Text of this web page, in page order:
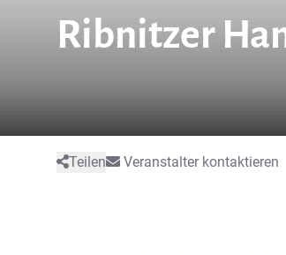
Ribnitzer
Teilen Veranstalter kontaktieren